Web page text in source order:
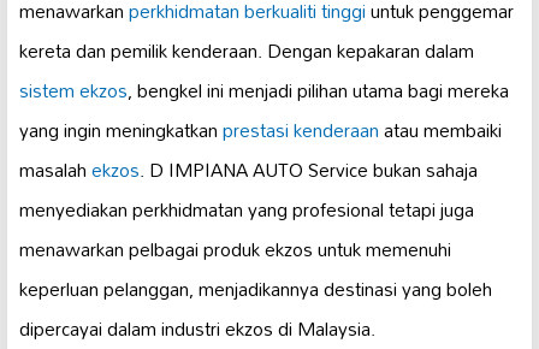
menawarkanperkhidmatan berkualiti tinggiuntuk penggemar
kereta dan pemilik kenderaan. Dengan kepakaran dalam
sistem ekzos, bengkel ini menjadi pilihan utama bagi mereka
yang ingin meningkatkanprestasi kenderaanatau membaiki
masalahekzos. D IMPIANA AUTO Service bukan sahaja
menyediakan perkhidmatan yang profesional tetapi juga
menawarkan pelbagai produk ekzos untuk memenuhi
keperluan pelanggan, menjadikannya destinasi yang boleh
dipercayai dalam industri ekzos di Malaysia.